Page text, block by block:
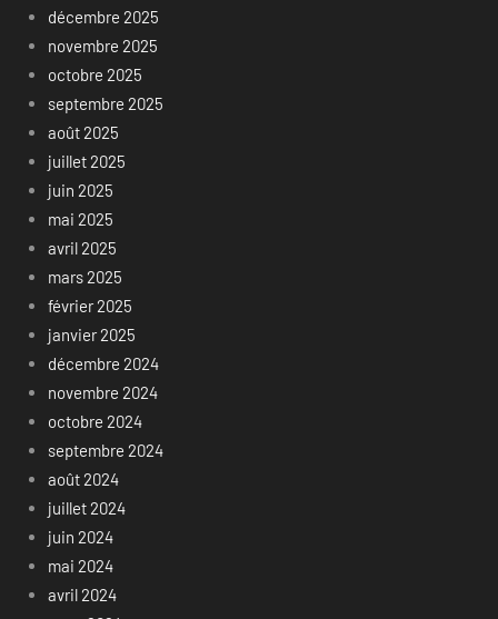
décembre 2025
novembre 2025
octobre 2025
septembre 2025
août 2025
juillet 2025
juin 2025
mai 2025
avril 2025
mars 2025
février 2025
janvier 2025
décembre 2024
novembre 2024
octobre 2024
septembre 2024
août 2024
juillet 2024
juin 2024
mai 2024
avril 2024